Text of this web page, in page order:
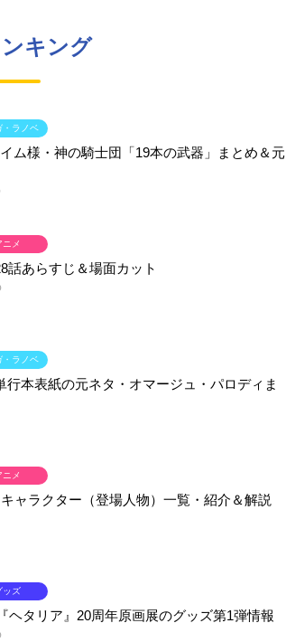
キング
イム様・神の騎士団「19本の武器」まとめ＆元
・ラノベ
話あらすじ＆場面カット
ニメ
行本表紙の元ネタ・オマージュ・パロディま
・ラノベ
キャラクター（登場人物）一覧・紹介＆解説
ニメ
ヘタリア』20周年原画展のグッズ第1弾情報
ッズ